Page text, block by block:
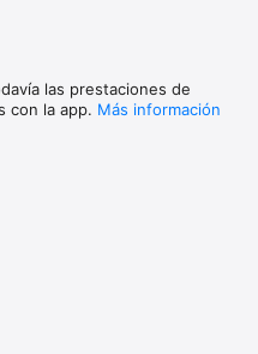
las prestaciones de
con la app. Más información